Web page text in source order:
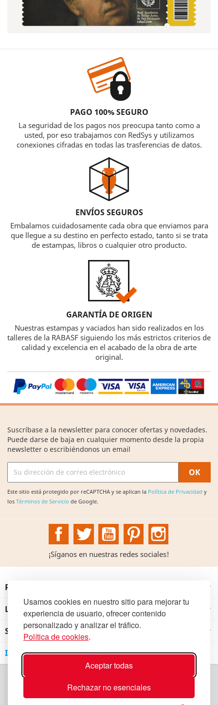
Usamos cookies en nuestro sitio para mejorar tu
experiencia de usuario, ofrecer contenido
personalizado y analizar el tráfico.
Política de cookies.
Aceptar todas
Rechazar no esenciales
PAGO 100% SEGURO
La seguridad de los pagos nos preocupa tanto como a
usted, por eso trabajamos con RedSys y utilizamos
conexiones cifradas en todas las trasferencias de datos.
ENVÍOS SEGUROS
Embalamos cuidadosamente cada obra que enviamos para
que llegue a su destino en perfecto estado, tanto si se trata
de estampas, libros o cualquier otro producto.
GARANTÍA DE ORIGEN
Nuestras estampas y vaciados han sido realizados en los
talleres de la RABASF siguiendo los más estrictos criterios de
calidad y excelencia en el acabado de la obra de arte
original.
Suscríbase a la newsletter para conocer ofertas y novedades.
Puede darse de baja en cualquier momento desde la propia
newsletter o escribiéndonos un email
Este sitio está protegido por reCAPTCHA y se aplican la Política de Privacidad y
los Términos de Servicio de Google.
FacebookTwitter YouTubePinterest
¡Síganos en nuestras redes sociales!
PRODUCTOS 
LA INSTITUCIÓN 
SU CUENTA 
INFORMACIÓN DE LA TIENDA